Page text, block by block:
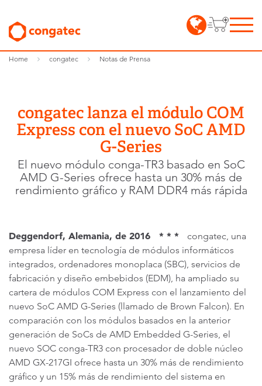
Home congatec Notas de Prensa
congatec lanza el módulo COM
Express con el nuevo SoC AMD
G-Series
El nuevo módulo conga-TR3 basado en SoC
AMD G-Series ofrece hasta un 30% más de
rendimiento gráfico y RAM DDR4 más rápida
Deggendorf, Alemania, de 2016 * * *
congatec, una
empresa líder en tecnología de módulos informáticos
integrados, ordenadores monoplaca (SBC), servicios de
fabricación y diseño embebidos (EDM), ha ampliado su
cartera de módulos COM Express con el lanzamiento del
nuevo SoC AMD G-Series (llamado de Brown Falcon). En
comparación con los módulos basados en la anterior
generación de SoCs de AMD Embedded G-Series, el
nuevo SOC conga-TR3 con procesador de doble núcleo
AMD GX-217GI ofrece hasta un 30% más de rendimiento
gráfico y un 15% más de rendimiento del sistema en